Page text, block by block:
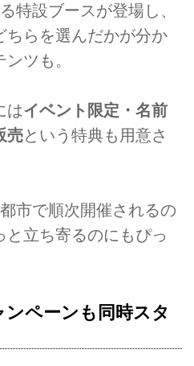
特設ブースが登場し、
ちらを選んだかが分か
ツも。
はイベント限定・名前
売という特典も用意さ
市で順次開催されるの
立ち寄るのにもぴっ
ペーンも同時スタ